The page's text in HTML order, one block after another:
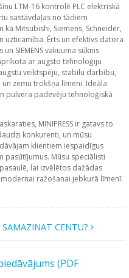
LTM-16 kontrolē PLC elektriskā
sastāvdaļas no tādiem
Mitsubishi, Siemens, Schneider,
uzticamība. Ērts un efektīvs datora
SIEMENS vakuuma sūknis
ar augsto tehnoloģiju
veiktspēju, stabilu darbību,
zemu trokšņa līmeni. Ideāla
pulvera padevēju tehnoloģiskā
MINIPRESS ir gatavs to
konkurenti, un mūsu
klientiem iespaidīgus
pasūtījumus. Mūsu speciālisti
lai izvēlētos dažādas
ražošanai jebkurā līmenī.
SAMAZINAT CENTU?
(PDF